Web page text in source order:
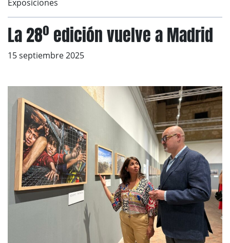
Exposiciones
La 28º edición vuelve a Madrid
15 septiembre 2025